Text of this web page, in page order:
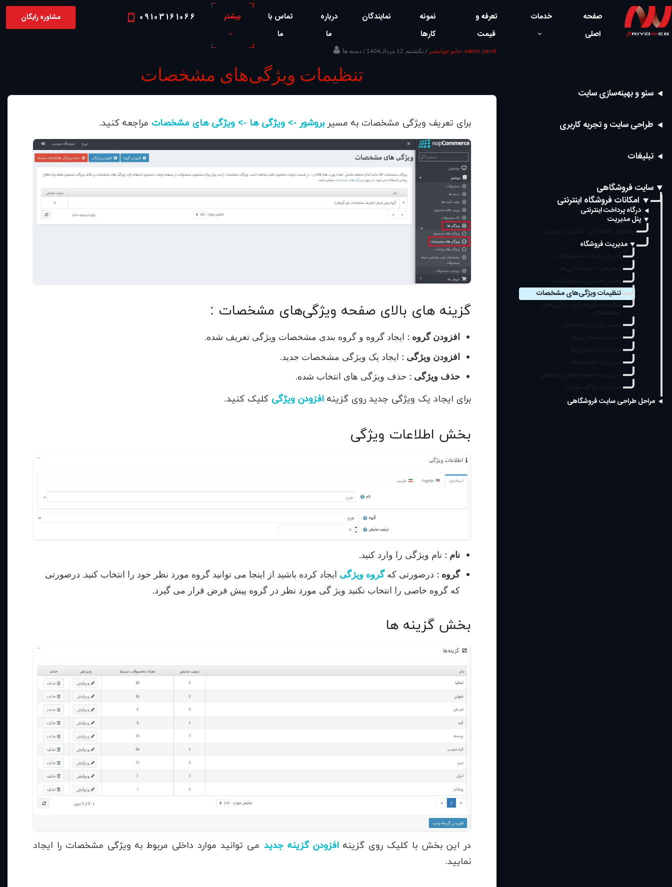
مشاوره رایگان P 09103161066
صفحه
اصلی
خدمات
تعرفه و
قیمت
نمونه
کارها
نمایندگان
درباره
ما
تماس با
ما
بیشتر
خانم جوانشیر / یکشنبه, 12 مرداد,1404 / دسته ها: admin panel
تنظیمات ویژگی‌های مشخصات
برای تعریف ویژگی مشخصات به مسیربروشور -> ویژگی ها -> ویژگی های مشخصات مراجعه کنید.
گزینه های بالای صفحه ویژگی‌های مشخصات :
افزودن گروه : ایجاد گروه و گروه بندی مشخصات ویژگی تعریف شده.
افزودن ویژگی : ایجاد یک ویژگی مشخصات جدید.
حذف ویژگی : حذف ویژگی های انتخاب شده.
برای ایجاد یک ویژگی جدید روی گزینه افزودن ویژگی کلیک کنید.
بخش اطلاعات ویژگی
نام : نام ویژگی را وارد کنید.
گروه : درصورتی کهگروه ویژگی ایجاد کرده باشید از اینجا می توانید گروه مورد نظر خود را انتخاب کنید. درصورتی
که گروه خاصی را انتخاب نکنید ویژ گی مورد نظر در گروه پیش فرض قرار می گیرد.
بخش گزینه ها
در این بخش با کلیک روی گزینهافزودن گزینه جدید می توانید موارد داخلی مربوط به ویژگی مشخصات را ایجاد
نمایید.
سئو و بهینه‌سازی سایت
طراحی سایت و تجربه کاربری
تبلیغات
سایت فروشگاهی
امکانات فروشگاه اینترنتی
درگاه پرداخت اینترنتی
پنل مدیریت
مدیریت فروشگاه
تنظیمات ویژگی‌های مشخصات
مراحل طراحی سایت فروشگاهی